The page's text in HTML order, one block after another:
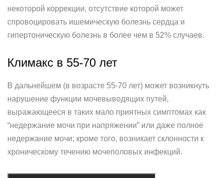
некоторой коррекции, отсутствие которой может
спровоцировать ишемическую болезнь сердца и
гипертоническую болезнь в более чем в 52% случаев.
Климакс в 55-70 лет
В дальнейшем (в возрасте 55-70 лет) может возникнуть
нарушение функции мочевыводящих путей,
выражающееся в таких мало приятных симптомах как
“недержание мочи при напряжении” или даже полное
недержание мочи; кроме того, возникает склонности к
хроническому течению мочеполовых инфекций.